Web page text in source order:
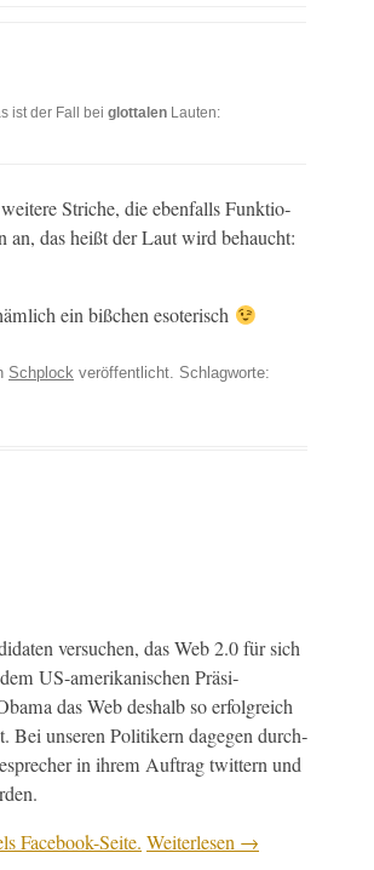
ist der Fall bei glot­tal­en Laut­en:
Striche, die eben­falls Funk­tio­
das heißt der Laut wird behaucht:
ein bißchen esoterisch
Schplock veröffentlicht. Schlagworte:
ver­suchen, das Web 2.0 für sich
US-amerikanis­chen Präsi­
das Web deshalb so erfol­gre­ich
Bei unseren Poli­tik­ern dage­gen durch­
in ihrem Auf­trag twit­tern und
Face­book-Seite. Weit­er­lesen →